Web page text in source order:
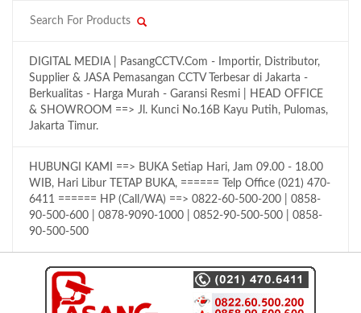
DIGITAL MEDIA | PasangCCTV.Com - Importir, Distributor,
Supplier & JASA Pemasangan CCTV Terbesar di Jakarta -
Berkualitas - Harga Murah - Garansi Resmi | HEAD OFFICE
& SHOWROOM ==> Jl. Kunci No.16B Kayu Putih, Pulomas,
Jakarta Timur.
HUBUNGI KAMI ==> BUKA Setiap Hari, Jam 09.00 - 18.00
WIB, Hari Libur TETAP BUKA, ====== Telp Office (021) 470-
6411 ====== HP (Call/WA) ==> 0822-60-500-200 | 0858-
90-500-600 | 0878-9090-1000 | 0852-90-500-500 | 0858-
90-500-500